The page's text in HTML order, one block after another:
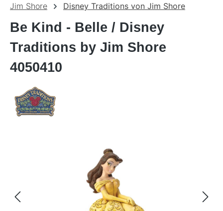
Jim Shore Disney Traditions von Jim Shore
Be Kind - Belle / Disney
Traditions by Jim Shore
4050410